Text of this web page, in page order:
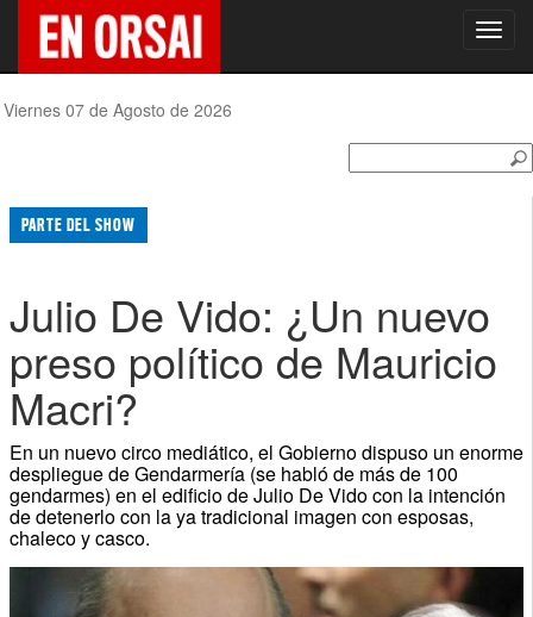
Viernes 07 de Agosto de 2026
PARTE DEL SHOW
Julio De Vido: ¿Un nuevo
preso político de Mauricio
Macri?
En un nuevo circo mediático, el Gobierno dispuso un enorme
despliegue de Gendarmería (se habló de más de 100
gendarmes) en el edificio de Julio De Vido con la intención
de detenerlo con la ya tradicional imagen con esposas,
chaleco y casco.